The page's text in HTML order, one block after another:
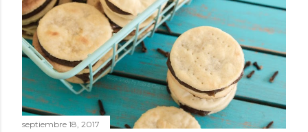
septiembre 18, 2017